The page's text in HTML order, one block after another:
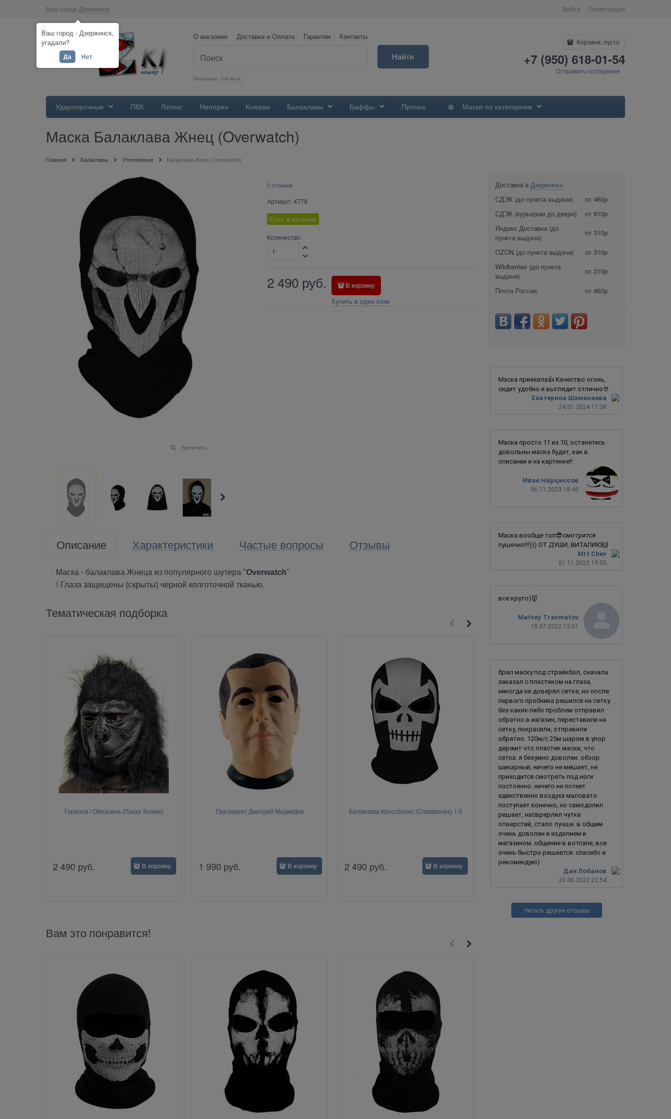
Ваш город: Дзержинск Войти Регистрация
О магазине Доставка и Оплата Гарантии Контакты
Например: Гай Фокс
Найти
Корзина: пусто
+7 (950) 618-01-54
Отправить сообщение
Ударопрочные ПВХ Латекс Неопрен Кожзам Балаклавы Баффы Прочие Маски по категориям
Маска Балаклава Жнец (Overwatch)
Главная Балаклавы Утеплённые Балаклава Жнец (Overwatch)
Увеличить
0 отзывов
Артикул: 4779
Есть в наличии
Количество:
2 490 руб. В корзину
Купить в один клик
Описание Характеристики Частые вопросы Отзывы
Маска - балаклава Жнеца из популярного шутера "Overwatch"
! Глаза защищены (скрыты) черной колготочной тканью.
Тематическая подборка
Горилла / Обезьяна (Паша Техник)
2 490 руб. В корзину
Президент Дмитрий Медведев
1 990 руб. В корзину
Балаклава Кроссбоунс (Crossbones) 1.0
2 490 руб. В корзину
Демон Они / Хання / Самурай 2.0
1 990руб.
Вам это понравится!
Доставка в Дзержинск
СДЭК (до пункта выдачи)
от 460р.
СДЭК (курьером до двери)
от 810р.
Яндекс Доставка (до
пункта выдачи)
от 310р.
OZON (до пункта выдачи)
от 310р.
Wildberries (до пункта
выдачи)
от 310р.
Почта России от 460р.
Екатерина Шаманаева
24.01.2024 17:38
Маска приехала👍 Качество огонь,
сидит удобно и выглядит отлично🤘
Иван Нарциссов
06.11.2023 18:49
Маска просто 11 из 10, останетесь
довольны маска будет, как в
описании и на картинке!!
Mrt Chev
01.11.2023 19:55
Маска вообще топ😎смотрится
пушечно!!!))) ОТ ДУШИ, ВИТАЛИЮ🙌
Matvey Travmatov
18.07.2022 13:01
все круто)👹
Дан Лобанов
20.06.2022 22:54
брал маску под страйкбол, сначала
заказал с пластиком на глаза,
никогда не доверял сетке, но после
первого пробника решился на сетку.
без каких-либо проблем отправил
обратно в иагазин, переставили на
сетку, покрасили, отправили
обратно. 120м/с 25м шаром в упор
держит что пластик маски, что
сетка. я безумно доволен. обзор
шикарный, ничего не мешает, не
приходится смотреть под ноги
постоянно. ничего не потеет.
единственно воздуха маловато
поступает конечно, но самодопил
решает, насврерлил чутка
отверстий, стало лучше. в общем
очень доволен и изделием и
магазином. общение в вотсапе, все
очень быстро решается. спасибо и
рекомендую)
Читать другие отзывы
Ваш город - Дзержинск,
угадали?
Да Нет